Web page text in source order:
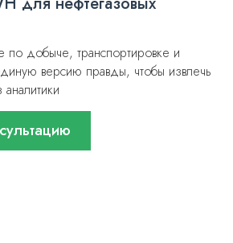
добыче, транспортировке и
версию правды, чтобы извлечь